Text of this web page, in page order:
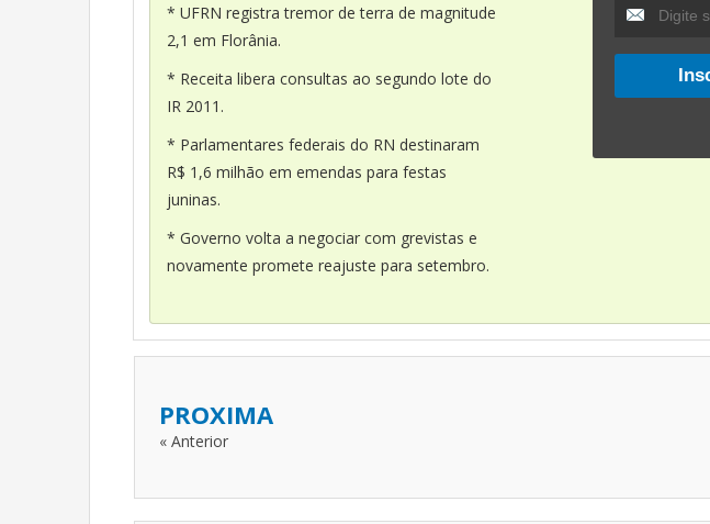
* UFRN registra tremor de terra de magnitude
2,1 em Florânia.
* Receita libera consultas ao segundo lote do
IR 2011.
* Parlamentares federais do RN destinaram
R$ 1,6 milhão em emendas para festas
juninas.
* Governo volta a negociar com grevistas e
novamente promete reajuste para setembro.
PROXIMA
« Anterior